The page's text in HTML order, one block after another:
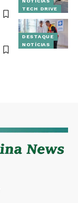
TECH DRIVE
DESTAQUE
NOTÍCIAS